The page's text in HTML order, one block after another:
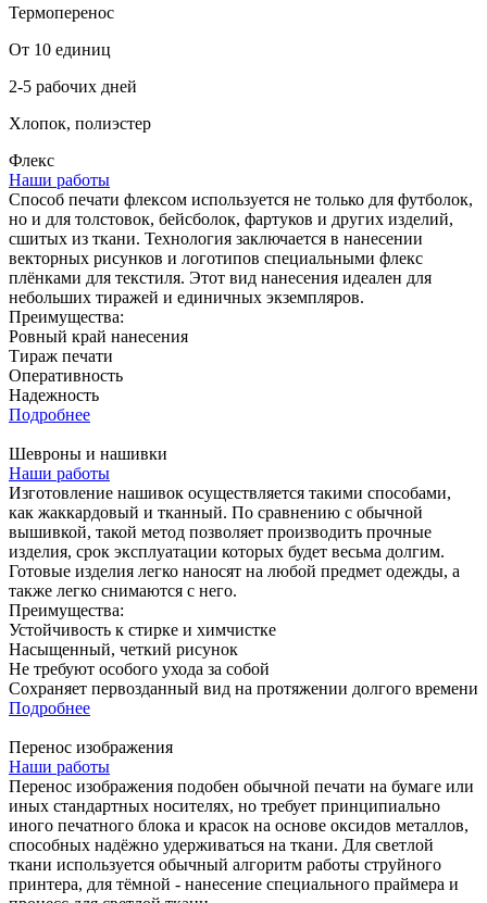
Термоперенос
От 10 единиц
2-5 рабочих дней
Хлопок, полиэстер
Флекс
Наши работы
Способ печати флексом используется не только для футболок,
но и для толстовок, бейсболок, фартуков и других изделий,
сшитых из ткани. Технология заключается в нанесении
векторных рисунков и логотипов специальными флекс
плёнками для текстиля. Этот вид нанесения идеален для
небольших тиражей и единичных экземпляров.
Преимущества:
Ровный край нанесения
Тираж печати
Оперативность
Надежность
Подробнее
Шевроны и нашивки
Наши работы
Изготовление нашивок осуществляется такими способами,
как жаккардовый и тканный. По сравнению с обычной
вышивкой, такой метод позволяет производить прочные
изделия, срок эксплуатации которых будет весьма долгим.
Готовые изделия легко наносят на любой предмет одежды, а
также легко снимаются с него.
Преимущества:
Устойчивость к стирке и химчистке
Насыщенный, четкий рисунок
Не требуют особого ухода за собой
Сохраняет первозданный вид на протяжении долгого времени
Подробнее
Перенос изображения
Наши работы
Перенос изображения подобен обычной печати на бумаге или
иных стандартных носителях, но требует принципиально
иного печатного блока и красок на основе оксидов металлов,
способных надёжно удерживаться на ткани. Для светлой
ткани используется обычный алгоритм работы струйного
принтера, для тёмной - нанесение специального праймера и